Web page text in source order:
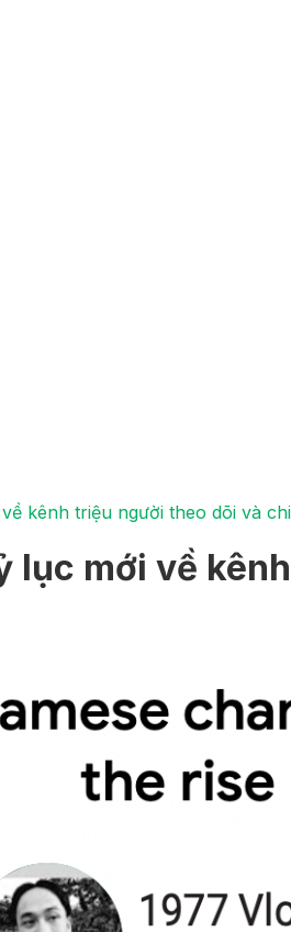
kênh triệu người theo dõi và
lục mới về